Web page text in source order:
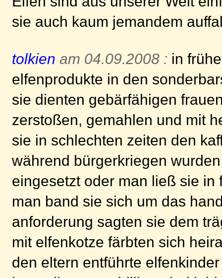
sie auch kaum jemandem
tolkien am 04.09.2008 : in
elfenprodukte in den
sie dienten gebärfähigen
zerstoßen, gemahlen und mit
sie in schlechten zeiten den
während bürgerkriegen
eingesetzt oder man ließ sie
man band sie sich um das
anforderung sagten sie dem
mit elfenkotze färbten sich
den eltern entführte